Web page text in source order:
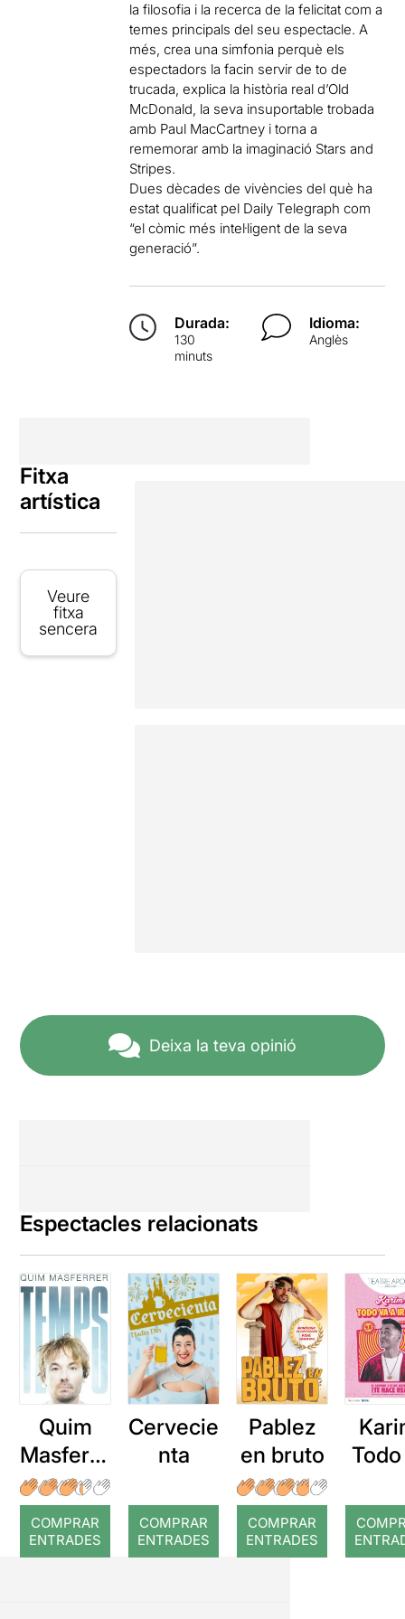
la filosofia i la recerca de la felicitat com a
temes principals del seu espectacle. A
més, crea una simfonia perquè els
espectadors la facin servir de to de
trucada, explica la història real d’Old
McDonald, la seva insuportable trobada
amb Paul MacCartney i torna a
rememorar amb la imaginació Stars and
Stripes.
Dues dècades de vivències del què ha
estat qualificat pel Daily Telegraph com
“el còmic més intel·ligent de la seva
generació”.
Durada:
130
minuts
Idioma:
Anglès
Fitxa
artística
Veure
fitxa
sencera
Deixa la teva opinió
Espectacles relacionats
Quim
Masferre
r: Temps
COMPRAR
ENTRADES
Cervecie
nta
COMPRAR
ENTRADES
Pablez
en bruto
COMPRAR
ENTRADES
no